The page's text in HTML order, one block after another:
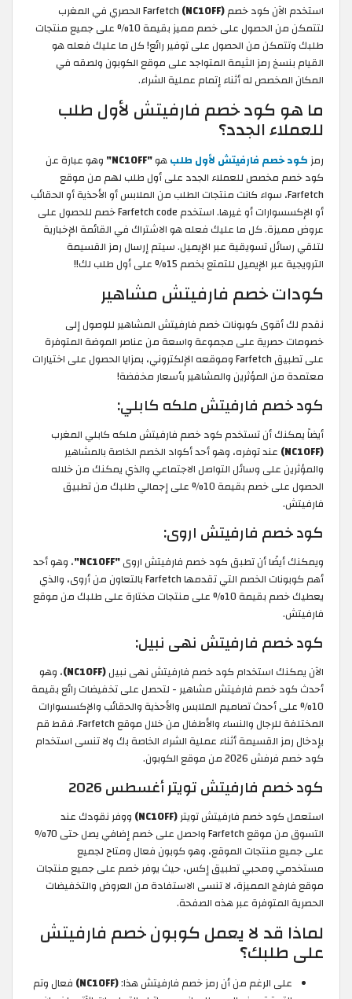
استخدم الآن كود خصم Farfetch(NC10FF)
الحصري في المغرب
لتتمكن من الحصول على خصم مميز بقيمة 10% على جميع منتجات
طلبك وتتمكن من الحصول على توفير رائع! كل ما عليك فعله هو
القيام بنسخ رمز الثيمة المتواجد على موقع الكوبون ولصقه في
المكان المخصص له أثناء إتمام عملية الشراء.
ما هو كود خصم فارفيتش لأول طلب
للعملاء الجدد؟
رمزكود خصم فارفيتش لأول طلبهو"NC10FF"
وهو عبارة عن
كود خصم مخصص للعملاء الجدد على أول طلب لهم من موقع
Farfetch، سواء كانت منتجات الطلب من الملابس أو الأحذية أو الحقائب
أو الإكسسوارات أو غيرها. استخدم Farfetch code خصم للحصول على
عروض مميزة. كل ما عليك فعله هو الاشتراك في القائمة الإخبارية
لتلقي رسائل تسويقية عبر الإيميل. سيتم إرسال رمز القسيمة
الترويجية عبر الإيميل للتمتع بخصم 15% على أول طلب لك!!
كودات خصم فارفيتش مشاهير
نقدم لك أقوى كوبونات خصم فارفيتش المشاهير للوصول إلى
خصومات حصرية على مجموعة واسعة من عناصر الموضة المتوفرة
على تطبيق Farfetch وموقعه الإلكتروني، بمزايا الحصول على اختيارات
معتمدة من المؤثرين والمشاهير بأسعار مخفضة!
كود خصم فارفيتش ملكه كابلي:
أيضاً يمكنك أن تستخدم كود خصم فارفيتش ملكه كابلي المغرب
(NC10FF)
عند توفره، وهو أحد أكواد الخصم الخاصة بالمشاهير
والمؤثرين على وسائل التواصل الاجتماعي والذي يمكنك من خلاله
الحصول على خصم بقيمة 10% على إجمالي طلبك من تطبيق
فارفيتش.
كود خصم فارفيتش اروى:
ويمكنك أيضًا أن تطبق كود خصم فارفيتش اروى"NC10FF"
، وهو أحد
أهم كوبونات الخصم التي تقدمها Farfetch بالتعاون من أروى، والذي
يعطيك خصم بقيمة 10% على منتجات مختارة على طلبك من موقع
فارفيتش.
كود خصم فارفيتش نهى نبيل:
الآن يمكنك استخدام كود خصم فارفيتش نهى نبيل(NC10FF)
، وهو
أحدث كود خصم فارفيتش مشاهير - لتحصل على تخفيضات رائع بقيمة
10% على أحدث تصاميم الملابس والأحذية والحقائب والإكسسوارات
المختلفة للرجال والنساء والأطفال من خلال موقع Farfetch. فقط قم
بإدخال رمز القسيمة أثناء عملية الشراء الخاصة بك ولا تنسى استخدام
كود خصم فرفش 2026 من موقع الكوبون.
كود خصم فارفيتش تويتر أغسطس 2026
استعمل كود خصم فارفيتش تويتر(NC10FF)
ووفر نقودك عند
التسوق من موقع Farfetch واحصل على خصم إضافي يصل حتى 70%
على جميع منتجات الموقع، وهو كوبون فعال ومتاح لجميع
مستخدمي ومحبي تطبيق إكس، حيث يوفر خصم على جميع منتجات
موقع فارفج المميزة، لا تنسى الاستفادة من العروض والتخفيضات
الحصرية المتوفرة عبر هذه الصفحة.
لماذا قد لا يعمل كوبون خصم فارفيتش
على طلبك؟
على الرغم من أن رمز خصم فارفيتش هذا:(NC10FF)
فعال وتم